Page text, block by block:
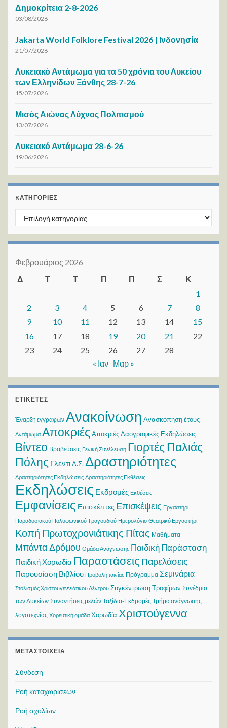
Δημοκρίτεια 2-8-2026
03/08/2026
Jakarta World Folklore Festival 2026 | Ινδονησία
21/07/2026
Λυκειακό Αντάμωμα για τα 50 χρόνια του Λυκείου
των Ελληνίδων Ξάνθης 28-7-26
15/07/2026
Μισός Αιώνας Λύχνος Πολιτισμού
13/07/2026
Λυκειακό Αντάμωμα 28-6-26
19/06/2026
KΑΤΗΓΟΡΊΕΣ
Kατηγορίες
Φεβρουάριος 2026
Δ
Τ Τ Π Π Σ
Κ
1
2
3 4 5 6 7
8
9
10 11 12 13 14
15
16
17 18 19 20 21
22
23
24 25 26 27
28
« Ιαν Μαρ »
ΕΤΙΚΈΤΕΣ
Έναρξη εγγραφών Ανακοίνωση Ανασκόπηση έτους
Αντάμωμα Αποκριές Αποκριές Λαογραφικές Εκδηλώσεις
Βίντεο Βραβεύσεις Γενική Συνέλευση Γιορτές Παλιάς
Πόλης ΓλέντιΔ.Σ.Δραστηριότητες
Δραστηριότητες Εκδηλώσεις Δραστηριότητες Εκθέσεις
Εκδηλώσεις Εκδρομές Εκθέσεις
Εμφανίσεις Επισκέπτες Επισκέψεις Εργαστήρι
Παραδοσιακού Πολυφωνικού Τραγουδιού Ημερολόγιο Θεατρικό Εργαστήρι
Κοπή Πρωτοχρονιάτικης Πίτας Μαθήματα
Μπάντα Δρόμου Ομάδα Ανάγνωσης Παιδική Παράσταση
Παιδική Χορωδία Παραστάσεις Παρελάσεις
Παρουσίαση Βιβλίου Προβολή ταινίας Πρόγραμμα Σεμινάρια
Στολισμός Χριστουγεννιάτικου Δέντρου Συγκέντρωση Τροφίμων Συνέδριο
των Λυκείων Συναντήσεις μελών Ταξίδια-Εκδρομές Τμήμα ανάγνωσης
λογοτεχνίας Χορευτική ομάδα Χορωδία Χριστούγεννα
ΜΕΤΑΣΤΟΙΧΕΊΑ
Σύνδεση
Ροή καταχωρίσεων
Ροή σχολίων